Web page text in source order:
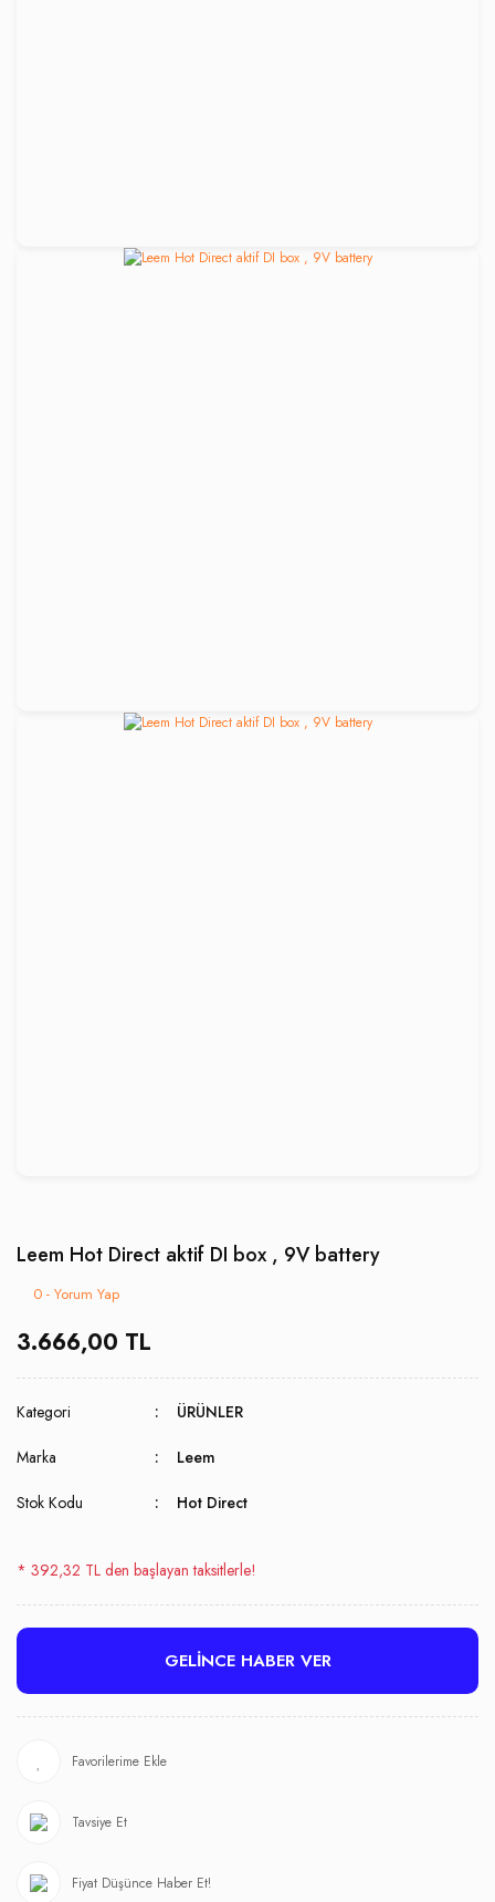
Leem Hot Direct aktif DI box , 9V battery
0 - Yorum Yap
3.666,00 TL
Kategori ÜRÜNLER
Marka Leem
Stok Kodu Hot Direct
* 392,32 TL den başlayan taksitlerle!
GELİNCE HABER VER
Tavsiye Et
Fiyat Düşünce Haber Et!